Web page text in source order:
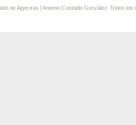
de Algeciras | Antonio Custodio González. Todos